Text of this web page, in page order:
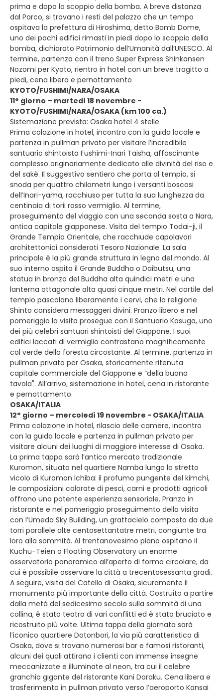
prima e dopo lo scoppio della bomba. A breve distanza
dal Parco, si trovano i resti del palazzo che un tempo
ospitava la prefettura di Hiroshima, detto Bomb Dome,
uno dei pochi edifici rimasti in piedi dopo lo scoppio della
bomba, dichiarato Patrimonio dell’Umanità dall’UNESCO. Al
termine, partenza con il treno Super Express Shinkansen
Nozomi per Kyoto, rientro in hotel con un breve tragitto a
piedi, cena libera e pernottamento
KYOTO/FUSHIMI/NARA/OSAKA
11° giorno – martedì 18 novembre -
KYOTO/FUSHIMI/NARA/OSAKA (km 100 ca.)
Sistemazione prevista: Osaka hotel 4 stelle
Prima colazione in hotel, incontro con la guida locale e
partenza in pullman privato per visitare l’incredibile
santuario shintoista Fushimi-Inari Taisha, affascinante
complesso originariamente dedicato alle divinità del riso e
del sakè. Il suggestivo sentiero che porta al tempio, si
snoda per quattro chilometri lungo i versanti boscosi
dell’Inari-yama, racchiuso per tutta la sua lunghezza da
centinaia di torii rosso vermiglio. Al termine,
proseguimento del viaggio con una seconda sosta a Nara,
antica capitale giapponese. Visita del tempio Todai-ji, il
Grande Tempio Orientale, che racchiude capolavori
architettonici considerati Tesoro Nazionale. La sala
principale è la più grande struttura in legno del mondo. Al
suo interno ospita il Grande Buddha o Daibutsu, una
statua in bronzo del Buddha alta quindici metri e una
lanterna ottagonale alta quasi cinque metri. Nel cortile del
tempio pascolano liberamente i cervi, che la religione
Shinto considera messaggeri divini. Pranzo libero e nel
pomeriggio la visita prosegue con il Santuario Kasuga, uno
dei più celebri santuari shintoisti del Giappone. I suoi
edifici laccati di vermiglio contrastano magnificamente
col verde della foresta circostante. Al termine, partenza in
pullman privato per Osaka, storicamente ritenuta
capitale commerciale del Giappone e “della buona
tavola". All’arrivo, sistemazione in hotel, cena in ristorante
e pernottamento.
OSAKA/ITALIA
12° giorno – mercoledì 19 novembre - OSAKA/ITALIA
Prima colazione in hotel, rilascio delle camere, incontro
con la guida locale e partenza in pullman privato per
visitare alcuni dei luoghi di maggiore interesse di Osaka.
La prima tappa sarà l’antico mercato tradizionale
Kuromon, situato nel quartiere Namba lungo lo stretto
vicolo di Kuromon Ichiba: il profumo pungente del kimchi,
le composizioni colorate di pesci, carni e prodotti agricoli
offrono una potente esperienza sensoriale. Pranzo in
ristorante e nel pomeriggio proseguimento della visita
con l’Umeda Sky Building, un grattacielo composto da due
torri parallele alte centosettantatre metri, congiunte tra
loro alla sommità. Al trentanovesimo piano ospitano il
Kuchu-Teien o Floating Observatory un enorme
osservatorio panoramico all’aperto di forma circolare, da
cui è possibile osservare la città a trecentosessanta gradi.
A seguire, visita del Catello di Osaka, sicuramente il
monumento più importante della città. Costruito a partire
dalla metà del sedicesimo secolo sulla sommità di una
collina, è stato teatro di vari conflitti ed è stato bruciato e
ricostruito più volte. Ultima tappa della giornata sarà
l’iconico quartiere Dotonbori, la via più caratteristica di
Osaka, dove si trovano numerosi bar e famosi ristoranti,
alcuni dei quali attirano i clienti con immense insegne
meccanizzate e illuminate al neon, tra cui il celebre
granchio gigante del ristorante Kani Doraku. Cena libera e
trasferimento in pullman privato verso l’aeroporto Kansai